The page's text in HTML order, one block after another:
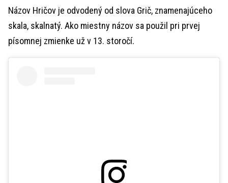
Názov Hričov je odvodený od slova Grič, znamenajúceho
skala, skalnatý. Ako miestny názov sa použil pri prvej
písomnej zmienke už v 13. storočí.